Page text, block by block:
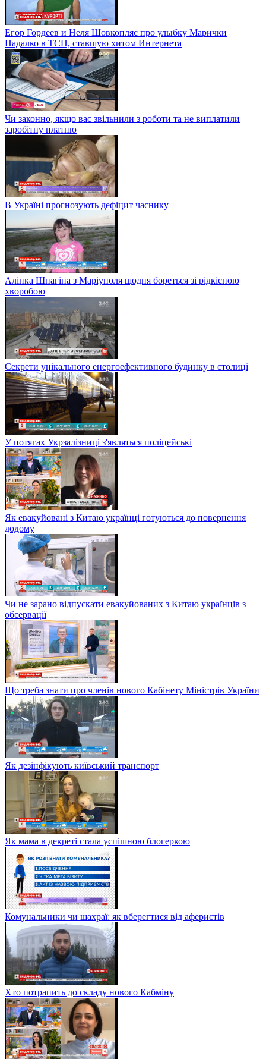
Егор Гордеев и Неля Шовкопляс про улыбку Марички
Падалко в ТСН, ставшую хитом Интернета
Чи законно, якщо вас звільнили з роботи та не виплатили
заробітну платню
В Україні прогнозують дефіцит часнику
Алінка Шпагіна з Маріуполя щодня бореться зі рідкісною
хворобою
Секрети унікального енергоефективного будинку в столиці
У потягах Укрзалізниці з'являться поліцейські
Як евакуйовані з Китаю українці готуються до повернення
додому
Чи не зарано відпускати евакуйованих з Китаю українців з
обсервації
Що треба знати про членів нового Кабінету Міністрів України
Як дезінфікують київський транспорт
Як мама в декреті стала успішною блогеркою
Комунальники чи шахраї: як вберегтися від аферистів
Хто потрапить до складу нового Кабміну